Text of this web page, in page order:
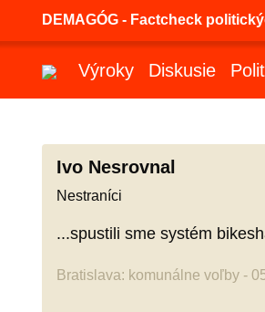
DEMAGÓG - Factcheck
Výroky Diskusie
Ivo Nesrovnal
Nestraníci
...spustili sme systém
Bratislava: komunálne voľby -